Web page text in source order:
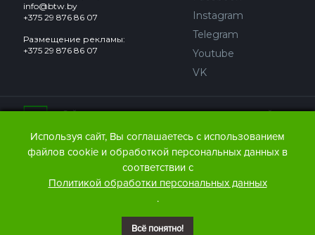
info@btw.by
+375 29 876 86 07
Размещение рекламы:
+375 29 876 86 07
Instagram
Telegram
Youtube
VK
Сайт может содержать контент, не предназначенный для
© 2016 – 2026 ООО
материалов The Bytheway ссылка
© 2016 – 2026 Publishing house IDEW MEDIA BELARUS
Используя сайт, Вы соглашаетесь с использованием
файлов cookie и обработкой персональных данных в
соответствии с
Политикой обработки персональных данных
.
Всё понятно!